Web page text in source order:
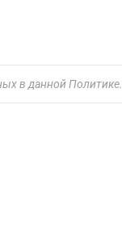
в данной Политике.